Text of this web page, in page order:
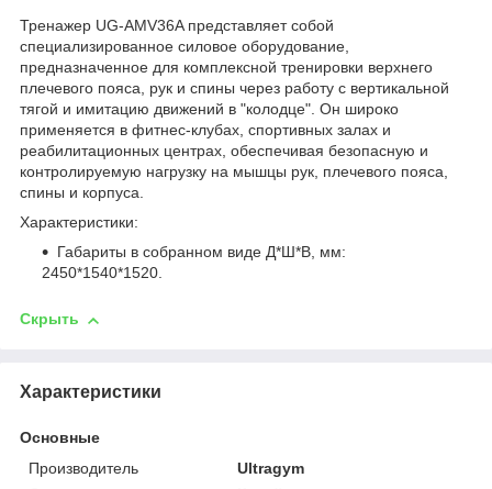
Тренажер UG-AMV36A представляет собой
специализированное силовое оборудование,
предназначенное для комплексной тренировки верхнего
плечевого пояса, рук и спины через работу с вертикальной
тягой и имитацию движений в "колодце". Он широко
применяется в фитнес-клубах, спортивных залах и
реабилитационных центрах, обеспечивая безопасную и
контролируемую нагрузку на мышцы рук, плечевого пояса,
спины и корпуса.
Характеристики:
Габариты в собранном виде Д*Ш*В, мм:
2450*1540*1520.
Скрыть
Характеристики
Основные
Производитель
Ultragym